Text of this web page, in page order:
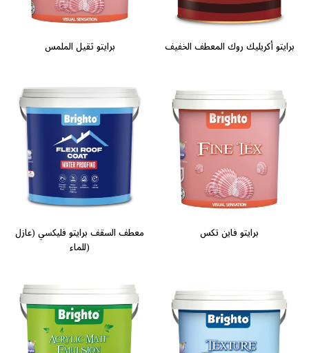
برايتو ثقيل الملمس برايتو أكريليك روك المعطف الخفيف
معطف السقف برايتو فليكسي (عازل
للماء)
برايتو فاين تكس